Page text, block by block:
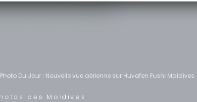
Photo Du Jour : Nouvelle vue aérienne sur Huvafen Fushi Maldives
des Maldives